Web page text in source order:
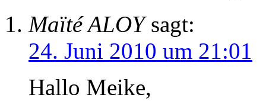
Maïté ALOY sagt:
24. Juni 2010 um 21:01
Hallo Meike,